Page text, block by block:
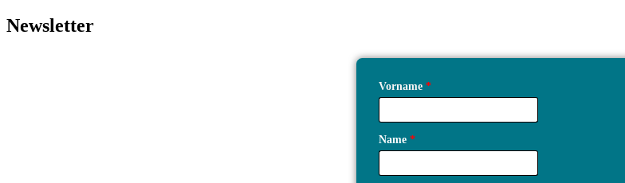
Newsletter
Vorname *
Name *